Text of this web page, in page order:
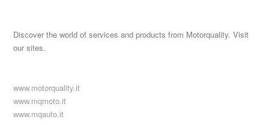
Discover the world of services and products from Motorquality. Visit
our sites.
www.motorquality.it
www.mqmoto.it
www.mqauto.it